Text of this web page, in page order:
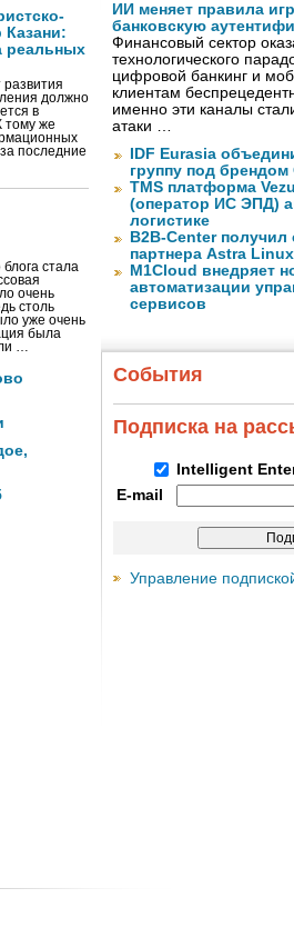
реальных
развития
должно
в
тому же
последние
стала
очень
столь
уже очень
была
…
ИИ меняет правила
банковскую
Финансовый сектор
технологического
цифровой банкинг и
клиентам
именно эти каналы
атаки …
IDF Eurasia
группу под
TMS платформа
(оператор ИС ЭПД)
логистике
B2B-Center получил
партнера Astra Linux
M1Cloud внедряет
автоматизации
сервисов
События
Подписка на
Intelligent
E-mail
Управление